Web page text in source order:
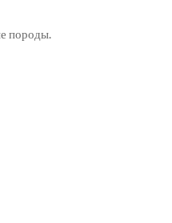
породы.